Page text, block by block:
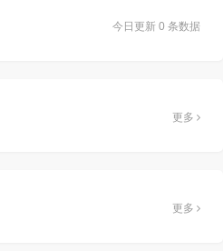
今日更新 0 条数据
更多
更多